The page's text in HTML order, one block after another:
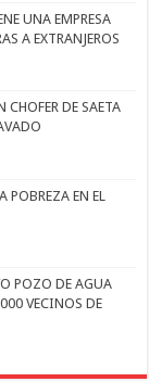
UNA EMPRESA
A EXTRANJEROS
DE SAETA
EN EL
POZO DE AGUA
VECINOS DE